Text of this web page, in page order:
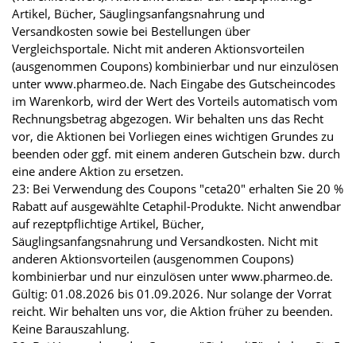
Artikel, Bücher, Säuglingsanfangsnahrung und
Versandkosten sowie bei Bestellungen über
Vergleichsportale. Nicht mit anderen Aktionsvorteilen
(ausgenommen Coupons) kombinierbar und nur einzulösen
unter www.pharmeo.de. Nach Eingabe des Gutscheincodes
im Warenkorb, wird der Wert des Vorteils automatisch vom
Rechnungsbetrag abgezogen. Wir behalten uns das Recht
vor, die Aktionen bei Vorliegen eines wichtigen Grundes zu
beenden oder ggf. mit einem anderen Gutschein bzw. durch
eine andere Aktion zu ersetzen.
23: Bei Verwendung des Coupons "ceta20" erhalten Sie 20 %
Rabatt auf ausgewählte Cetaphil-Produkte. Nicht anwendbar
auf rezeptpflichtige Artikel, Bücher,
Säuglingsanfangsnahrung und Versandkosten. Nicht mit
anderen Aktionsvorteilen (ausgenommen Coupons)
kombinierbar und nur einzulösen unter www.pharmeo.de.
Gültig: 01.08.2026 bis 01.09.2026. Nur solange der Vorrat
reicht. Wir behalten uns vor, die Aktion früher zu beenden.
Keine Barauszahlung.